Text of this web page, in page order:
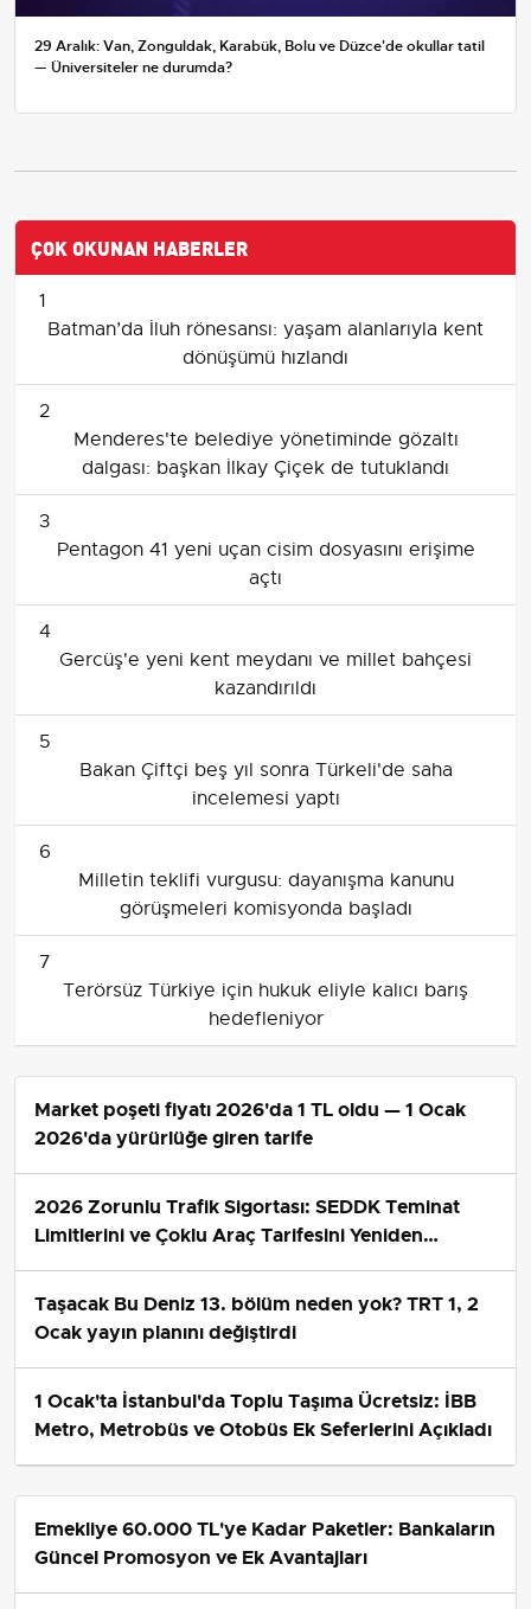
29 Aralık: Van, Zonguldak, Karabük, Bolu ve Düzce'de okullar tatil
— Üniversiteler ne durumda?
ÇOK OKUNAN HABERLER
1
Batman’da İluh rönesansı: yaşam alanlarıyla kent
dönüşümü hızlandı
2
Menderes'te belediye yönetiminde gözaltı
dalgası: başkan İlkay Çiçek de tutuklandı
3
Pentagon 41 yeni uçan cisim dosyasını erişime
açtı
4
Gercüş'e yeni kent meydanı ve millet bahçesi
kazandırıldı
5
Bakan Çiftçi beş yıl sonra Türkeli'de saha
incelemesi yaptı
6
Milletin teklifi vurgusu: dayanışma kanunu
görüşmeleri komisyonda başladı
7
Terörsüz Türkiye için hukuk eliyle kalıcı barış
hedefleniyor
Market poşeti fiyatı 2026'da 1 TL oldu — 1 Ocak
2026'da yürürlüğe giren tarife
2026 Zorunlu Trafik Sigortası: SEDDK Teminat
Limitlerini ve Çoklu Araç Tarifesini Yeniden
Taşacak Bu Deniz 13. bölüm neden yok? TRT 1, 2
Ocak yayın planını değiştirdi
1 Ocak'ta İstanbul'da Toplu Taşıma Ücretsiz: İBB
Metro, Metrobüs ve Otobüs Ek Seferlerini Açıkladı
Emekliye 60.000 TL'ye Kadar Paketler: Bankaların
Güncel Promosyon ve Ek Avantajları